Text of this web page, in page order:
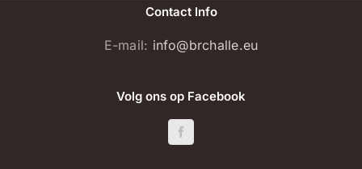
Contact Info
E-mail: info@brchalle.eu
Volg ons op Facebook